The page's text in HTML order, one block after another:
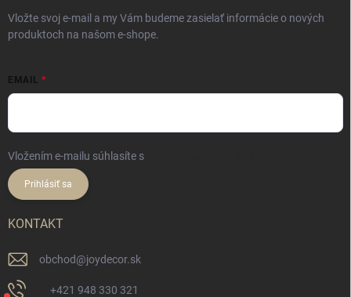
Vložte svoj e-mail a my Vám budeme zasielať informácie o nových
produktoch na našom e-shope.
EMAIL
Vložením e-mailu súhlasíte s
Prihlásiť sa
KONTAKT
obchod@joydecor.sk
+421 948 330 321